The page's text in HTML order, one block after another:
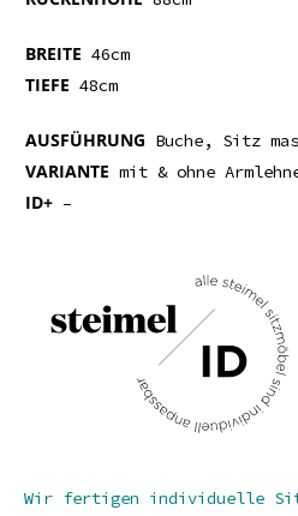
BREITE 46cm
TIEFE 48cm
AUSFÜHRUNG Buche, Sitz
VARIANTE mit & ohne
ID+ –
Wir fertigen individuelle